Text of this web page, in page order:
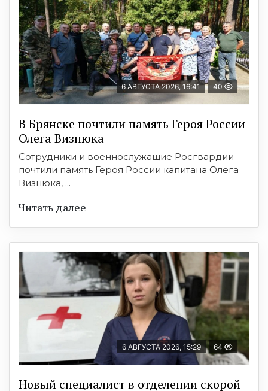
6 АВГУСТА 2026, 16:41 40
В Брянске почтили память Героя России
Олега Визнюка
Сотрудники и военнослужащие Росгвардии
почтили память Героя России капитана Олега
Визнюка, ...
Читать далее
6 АВГУСТА 2026, 15:29 64
Новый специалист в отделении скорой